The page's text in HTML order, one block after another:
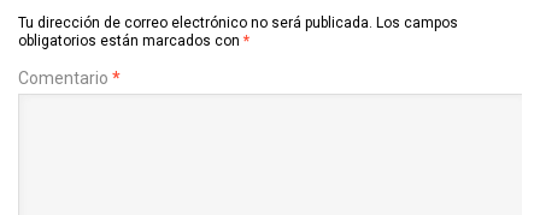
Tu dirección de correo electrónico no será publicada. Los campos
obligatorios están marcados con *
Comentario *